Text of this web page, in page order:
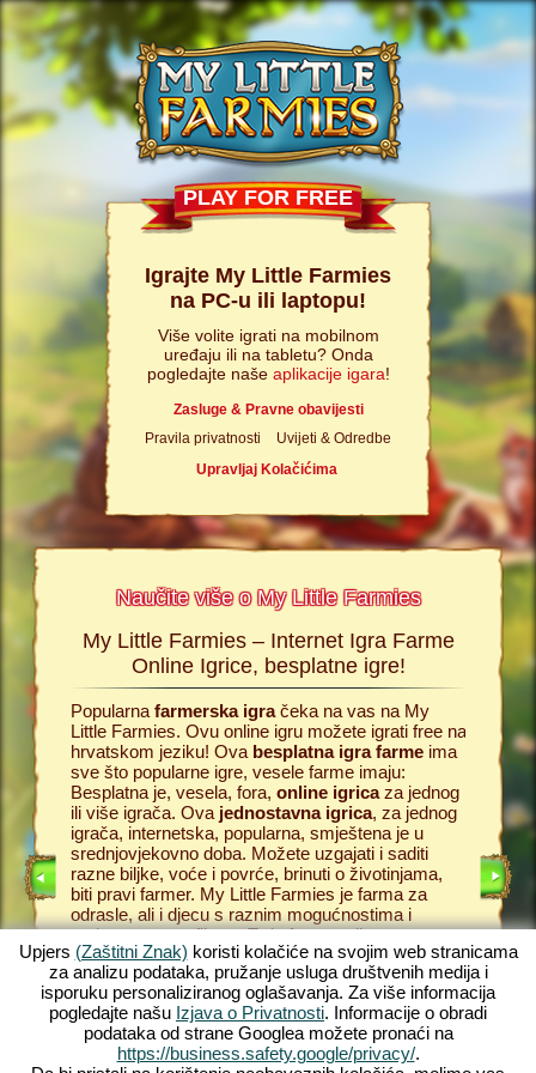
PLAY FOR FREE
Igrajte My Little Farmies
na PC-u ili laptopu!
Više volite igrati na mobilnom
uređaju ili na tabletu? Onda
pogledajte naše aplikacije igara!
Zasluge & Pravne obavijesti
Pravila privatnosti
Uvijeti & Odredbe
Upravljaj Kolačićima
Naučite više o My Little Farmies
My Little Farmies – Internet Igra Farme
Online Igrice, besplatne igre!
Popularna farmerska igračeka na vas na My
Little Farmies. Ovu online igru možete igrati free na
hrvatskom jeziku! Ova besplatna igra farmeima
sve što popularne igre, vesele farme imaju:
Besplatna je, vesela, fora, online igricaza jednog
ili više igrača. Ova jednostavna igrica, za jednog
igrača, internetska, popularna, smještena je u
srednjovjekovno doba. Možete uzgajati i saditi
razne biljke, voće i povrće, brinuti o životinjama,
biti pravi farmer. My Little Farmies je farma za
odrasle, ali i djecu s raznim mogućnostima i
prekrasnom grafikom. To je funny online game,
besplatna farmasa mnogim mogućnostima: od
uzgoja povrća do uzgoja stoke. Susresti ćete
tradicionalne farmerske životinje kao što je Svinja
Mangalica ili Svilasta Kokoš. Stvorite uspješnu
farmu na selu na My Little Farmies – to je jedna od
najboljih besplatnih, online igara, zaigrajte
trebate
online
se
pa ga
Tako
farme
posjetiti
uživali u
Doživite
Upjers (Zaštitni Znak) koristi kolačiće na svojim web stranicama
za analizu podataka, pružanje usluga društvenih medija i
isporuku personaliziranog oglašavanja. Za više informacija
pogledajte našu Izjava o Privatnosti. Informacije o obradi
podataka od strane Googlea možete pronaći na
https://business.safety.google/privacy/.